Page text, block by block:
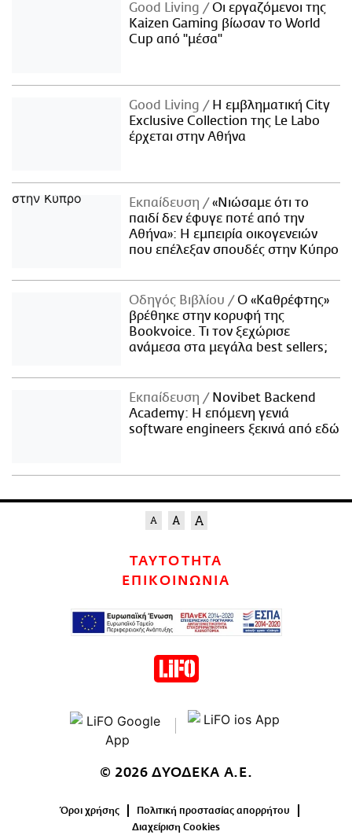
Good Living
Οι εργαζόμενοι της
Kaizen Gaming βίωσαν το World
Cup από "μέσα"
Good Living
Η εμβληματική City
Exclusive Collection της Le Labo
έρχεται στην Αθήνα
Εκπαίδευση
«Νιώσαμε ότι το
παιδί δεν έφυγε ποτέ από την
Αθήνα»: Η εμπειρία οικογενειών
που επέλεξαν σπουδές στην Κύπρο
Οδηγός Βιβλίου
Ο «Καθρέφτης»
βρέθηκε στην κορυφή της
Bookvoice. Τι τον ξεχώρισε
ανάμεσα στα μεγάλα best sellers;
Εκπαίδευση
Novibet Backend
Academy: Η επόμενη γενιά
software engineers ξεκινά από εδώ
ΤΑΥΤΟΤΗΤΑ
ΕΠΙΚΟΙΝΩΝΙΑ
© 2026 ΔΥΟΔΕΚΑ Α.Ε.
Όροι χρήσης
Πολιτική προστασίας απορρήτου
Διαχείριση Cookies